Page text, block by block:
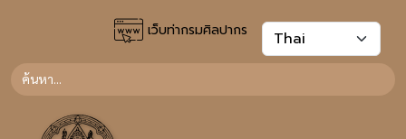
เว็บท่ากรมศิลปากร